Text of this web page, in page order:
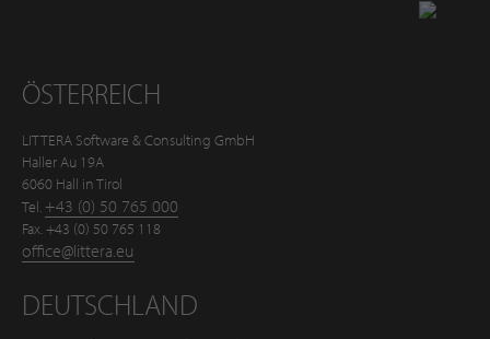
ÖSTERREICH
LITTERA Software & Consulting GmbH
Haller Au 19A
6060 Hall in Tirol
Tel. +43 (0) 50 765 000
Fax. +43 (0) 50 765 118
office@littera.eu
DEUTSCHLAND